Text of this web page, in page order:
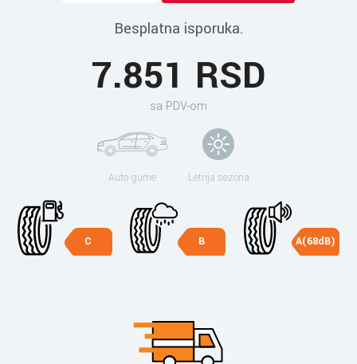
Besplatna isporuka.
7.851 RSD
sa PDV-om
Auto gume Letnja sezona
C B A(68dB)